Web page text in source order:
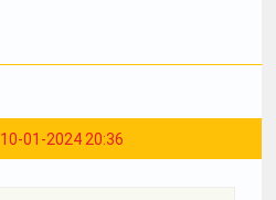
10-01-2024 20:36